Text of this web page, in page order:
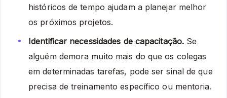
históricos de tempo ajudam a planejar melhor
os próximos projetos.
Identificar necessidades de capacitação. Se
alguém demora muito mais do que os colegas
em determinadas tarefas, pode ser sinal de que
precisa de treinamento específico ou mentoria.